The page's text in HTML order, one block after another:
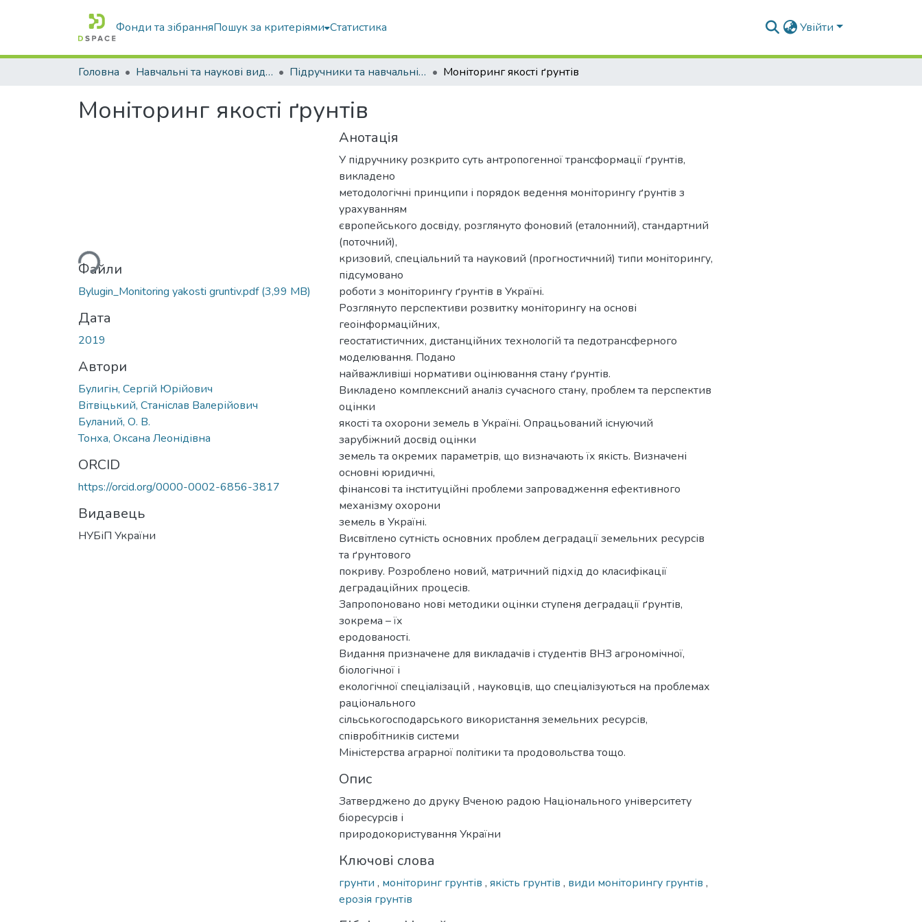
Фонди та зібранняПошук за критеріями Статистика Увійти
Головна Навчальні та наукові видання Підручники та навчальні посібники Моніторинг якості ґрунтів
Моніторинг якості ґрунтів
Вантажиться...
Файли
Bylugin_Monitoring yakosti gruntiv.pdf(3,99 MB)
Дата
2019
Автори
Булигін, Сергій Юрійович
Вітвіцький, Станіслав Валерійович
Буланий, О. В.
Тонха, Оксана Леонідівна
ORCID
https://orcid.org/0000-0002-6856-3817
Видавець
НУБіП України
Анотація
У підручнику розкрито суть антропогенної трансформації ґрунтів,
викладено
методологічні принципи і порядок ведення моніторингу ґрунтів з
урахуванням
європейського досвіду, розглянуто фоновий (еталонний), стандартний
(поточний),
кризовий, спеціальний та науковий (прогностичний) типи моніторингу,
підсумовано
роботи з моніторингу ґрунтів в Україні.
Розглянуто перспективи розвитку моніторингу на основі
геоінформаційних,
геостатистичних, дистанційних технологій та педотрансферного
моделювання. Подано
найважливіші нормативи оцінювання стану ґрунтів.
Викладено комплексний аналіз сучасного стану, проблем та перспектив
оцінки
якості та охорони земель в Україні. Опрацьований існуючий
зарубіжний досвід оцінки
земель та окремих параметрів, що визначають їх якість. Визначені
основні юридичні,
фінансові та інституційні проблеми запровадження ефективного
механізму охорони
земель в Україні.
Висвітлено сутність основних проблем деградації земельних ресурсів
та ґрунтового
покриву. Розроблено новий, матричний підхід до класифікації
деградаційних процесів.
Запропоновано нові методики оцінки ступеня деградації ґрунтів,
зокрема – їх
еродованості.
Видання призначене для викладачів i студентів ВНЗ агрономічної,
біологічної і
екологічної спеціалізацій , науковців, що спеціалізуються на проблемах
раціонального
сільськогосподарського використання земельних ресурсів,
співробітників системи
Міністерства аграрної політики та продовольства тощо.
Опис
Затверджено до друку Вченою радою Національного університету
біоресурсів і
природокористування України
Ключові слова
грунти , моніторинг грунтів , якість грунтів , види моніторингу грунтів ,
ерозія грунтів